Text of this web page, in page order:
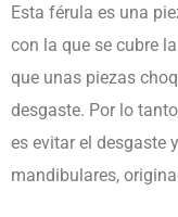
Esta férula es una
con la que se cubre
que unas piezas
desgaste. Por lo
es evitar el desgaste
mandibulares,